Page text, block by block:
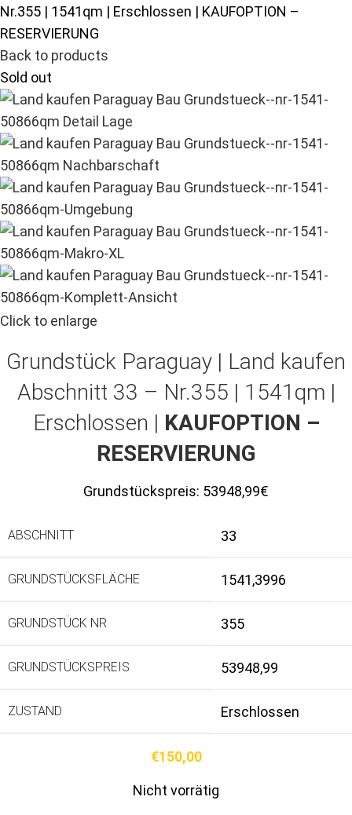
Nr.355 | 1541qm | Erschlossen | KAUFOPTION –
RESERVIERUNG
Back to products
Sold out
Click to enlarge
Grundstück Paraguay | Land kaufen
Abschnitt 33 – Nr.355 | 1541qm |
Erschlossen | KAUFOPTION –
RESERVIERUNG
Grundstückspreis: 53948,99€
ABSCHNITT 33
GRUNDSTÜCKSFLÄCHE 1541,3996
GRUNDSTÜCK NR 355
GRUNDSTÜCKSPREIS 53948,99
ZUSTAND Erschlossen
€150,00
Nicht vorrätig